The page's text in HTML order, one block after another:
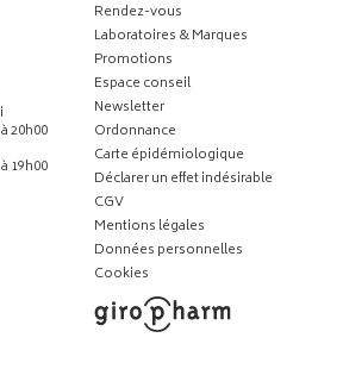
20h00
19h00
Rendez-vous
Laboratoires & Marques
Promotions
Espace conseil
Newsletter
Ordonnance
Carte épidémiologique
Déclarer un effet indésirable
CGV
Mentions légales
Données personnelles
Cookies